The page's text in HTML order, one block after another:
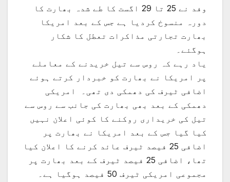
وفد نے 25 تا 29 اگست کا طے شدہ بھارت کا
دورہ منسوخ کردیا ہے جس کے بعد امریکا
بھارت تجارتی مذاکرات تعطل کا شکار
ہوگئے۔
یاد رہے کہ روس سے تیل خریدنے کے معاملے
پر امریکا نے بھارت کو خبردار کرتے ہوئے
اضافی ٹیرف کی دھمکی دی تھی۔ امریکی
دھمکی کے بعد بھی بھارت کی جانب سے روس سے
تیل کی خریداری روکنے کا کوئی اعلان نہیں
کیا گیا جس کے بعد امریکا نے بھارت پر
اضافی 25 فیصد ٹیرف عائد کرنے کا اعلان کیا
تھا، اضافی 25 فیصد ٹیرف کے بعد بھارت پر
مجموعی امریکی ٹیرف 50 فیصد ہوگیا ہے۔